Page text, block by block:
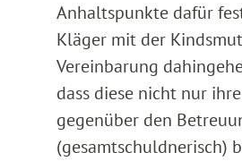
Anhaltspunkte dafür
Kläger mit der
Vereinbarung
dass diese nicht nur
gegenüber den
(gesamtschuldnerisch)